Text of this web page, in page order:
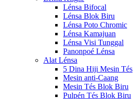
Lénsa Bifocal
Lénsa Blok Biru
Lénsa Poto Chromic
Lénsa Kamajuan
Lénsa Visi Tunggal
Panonpoé Lénsa
Alat Lénsa
5 Dina Hiji Mesin Tés
Mesin anti-Caang
Mesin Tés Blok Biru
Pulpén Tés Blok Biru